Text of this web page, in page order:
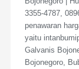
3355-4787,
penawaran
yaitu
Galvanis
Bojonegoro,